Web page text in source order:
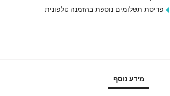
פריסת תשלומים נוספת בהזמנה טלפונית
מידע נוסף